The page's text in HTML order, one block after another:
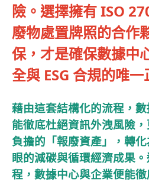
險。選擇擁有 ISO
廢物處置牌照的合作
保，才是確保數據中
全與 ESG 合規的唯一
藉由這套結構化的流程，
能徹底杜絕資訊外洩風險
負擔的「報廢資產」，轉
眼的減碳與循環經濟成果
程，數據中心與企業便能